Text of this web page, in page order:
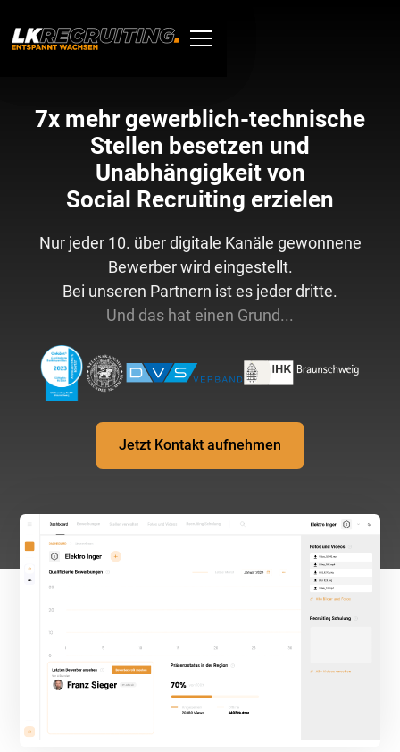
7x mehr gewerblich-technische
Stellen besetzen und
Unabhängigkeit von
Social Recruiting erzielen
Nur jeder 10. über digitale Kanäle gewonnene
Bewerber wird eingestellt.
Bei unseren Partnern ist es jeder dritte.
Und das hat einen Grund...
Jetzt Kontakt aufnehmen